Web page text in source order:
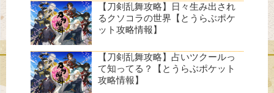
【刀剣乱舞攻略】日々生み出され
るクソコラの世界【とうらぶポケ
ット攻略情報】
【刀剣乱舞攻略】占いツクールっ
て知ってる？【とうらぶポケット
攻略情報】